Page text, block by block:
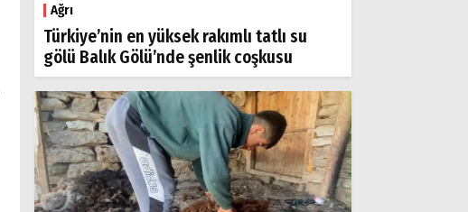
Ağrı
Türkiye’nin en yüksek rakımlı tatlı su
gölü Balık Gölü’nde şenlik coşkusu